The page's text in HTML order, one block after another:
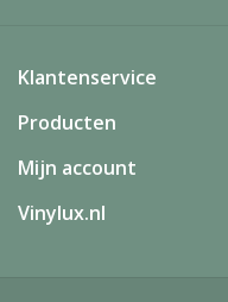
Klantenservice
Producten
Mijn account
Vinylux.nl